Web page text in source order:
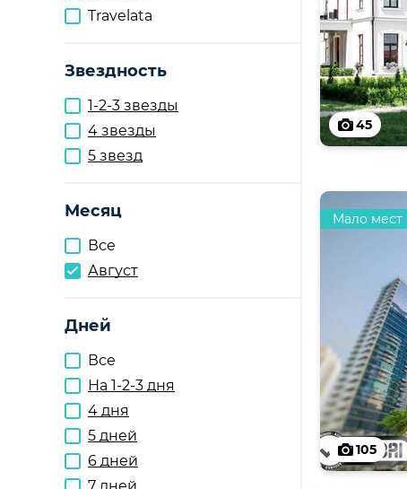
Travelata
Звездность
1-2-3 звезды
4 звезды
5 звезд
Месяц
Все
Август
Дней
Все
На 1-2-3 дня
4 дня
5 дней
6 дней
45
105
Мало мест